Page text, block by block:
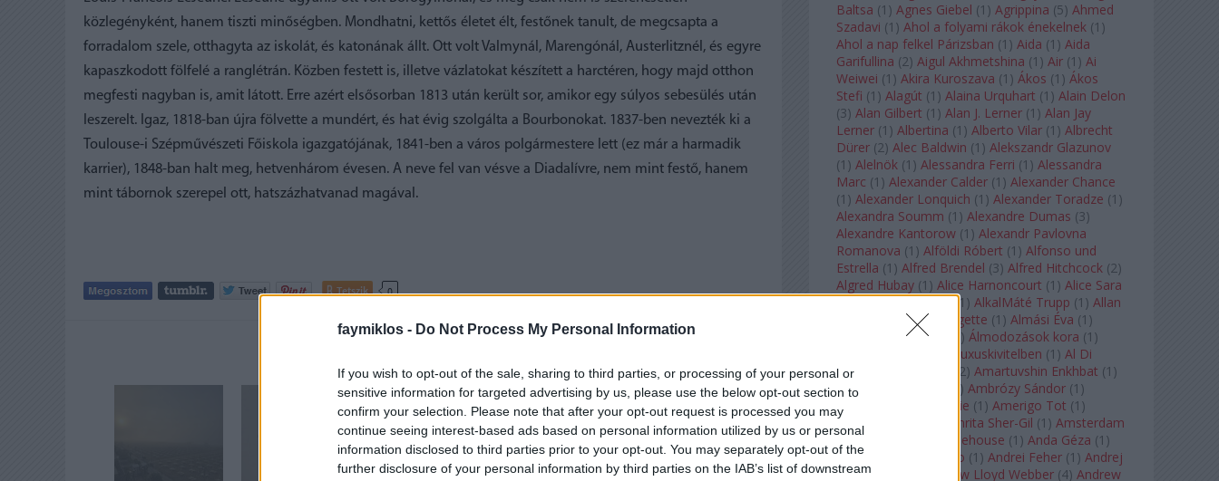
faymiklos - Do Not Process My Personal Information
If you wish to opt-out of the sale, sharing to third parties, or processing of your personal or
sensitive information for targeted advertising by us, please use the below opt-out section to
confirm your selection. Please note that after your opt-out request is processed you may
continue seeing interest-based ads based on personal information utilized by us or personal
information disclosed to third parties prior to your opt-out. You may separately opt-out of the
further disclosure of your personal information by third parties on the IAB’s list of downstream
közlegényként, hanem tiszti minőségben. Mondhatni, kettős életet élt, festőnek tanult, de megcsapta a
forradalom szele, otthagyta az iskolát, és katonának állt. Ott volt Valmynál, Marengónál, Austerlitznél, és egyre
kapaszkodott fölfelé a ranglétrán. Közben festett is, illetve vázlatokat készített a harctéren, hogy majd otthon
megfesti nagyban is, amit látott. Erre azért elsősorban 1813 után került sor, amikor egy súlyos sebesülés után
leszerelt. Igaz, 1818-ban újra fölvette a mundért, és hat évig szolgálta a Bourbonokat. 1837-ben nevezték ki a
Toulouse-i Szépművészeti Főiskola igazgatójának, 1841-ben a város polgármestere lett (ez már a harmadik
karrier), 1848-ban halt meg, hetvenhárom évesen. A neve fel van vésve a Diadalívre, nem mint festő, hanem
mint tábornok szerepel ott, hatszázhatvanad magával.
Tetszik 0
Baltsa (1 ) Agnes Giebel (1 ) Agrippina (5) Ahmed
Szadavi (1 ) Ahol a folyami rákok énekelnek (1 )
Ahol a nap felkel Párizsban (1 ) Aida (1 ) Aida
Garifullina (2) Aigul Akhmetshina (1 ) Air (1 ) Ai
Weiwei (1 ) Akira Kuroszava (1 ) Ákos (1 ) Ákos
Stefi (1 ) Alagút (1 ) Alaina Urquhart (1 ) Alain Delon
(3) Alan Gilbert (1 ) Alan J. Lerner (1 ) Alan Jay
Lerner (1 ) Albertina (1 ) Alberto Vilar (1 ) Albrecht
Dürer (2) Alec Baldwin (1 ) Alekszandr Glazunov
(1 ) Alelnök (1 ) Alessandra Ferri (1 ) Alessandra
Marc (1 ) Alexander Calder (1 ) Alexander Chance
(1 ) Alexander Lonquich (1 ) Alexander Toradze (1 )
Alexandra Soumm (1 ) Alexandre Dumas (3)
Alexandre Kantorow (1 ) Alexandr Pavlovna
Romanova (1 ) Alföldi Róbert (1 ) Alfonso und
Estrella (1 ) Alfred Brendel (3) Alfred Hitchcock (2)
Algred Hubay (1 ) Alice Harnoncourt (1 ) Alice Sara
Ott (1) Alice Springs (1 ) AlkalMáté Trupp (1 ) Allan
Allen Midgette (1 ) Almási Éva (1 )
Almásy László Ede
) Álmodozások kora (1 )
Álom luxuskivitelben (1 ) Al Di
Meola
2) Amartuvshin Enkhbat (1 )
Ambroise Thomas
) Ambrózy Sándor (1 )
Ambrus Kyri
Amélie (1 ) Amerigo Tot (1 )
Amikor Galéria
Amrita Sher-Gil (1 ) Amsterdam
Baroque
Amy Winehouse (1 ) Anda Géza (1 )
Andrea del Verrocchio (1 ) Andrei Feher (1 ) Andrej
Tarkovszkij
Andrew Lloyd Webber (4) Andrew